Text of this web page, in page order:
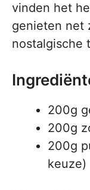
vinden het
genieten net
nostalgische
200g
200g
200g
keuze)